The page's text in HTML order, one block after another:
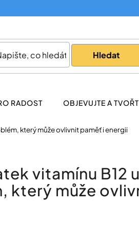
Hledat
RADOST OBJEVUJTE A
který může ovlivnit paměť i energii
vitamínu B12
který může
najít?